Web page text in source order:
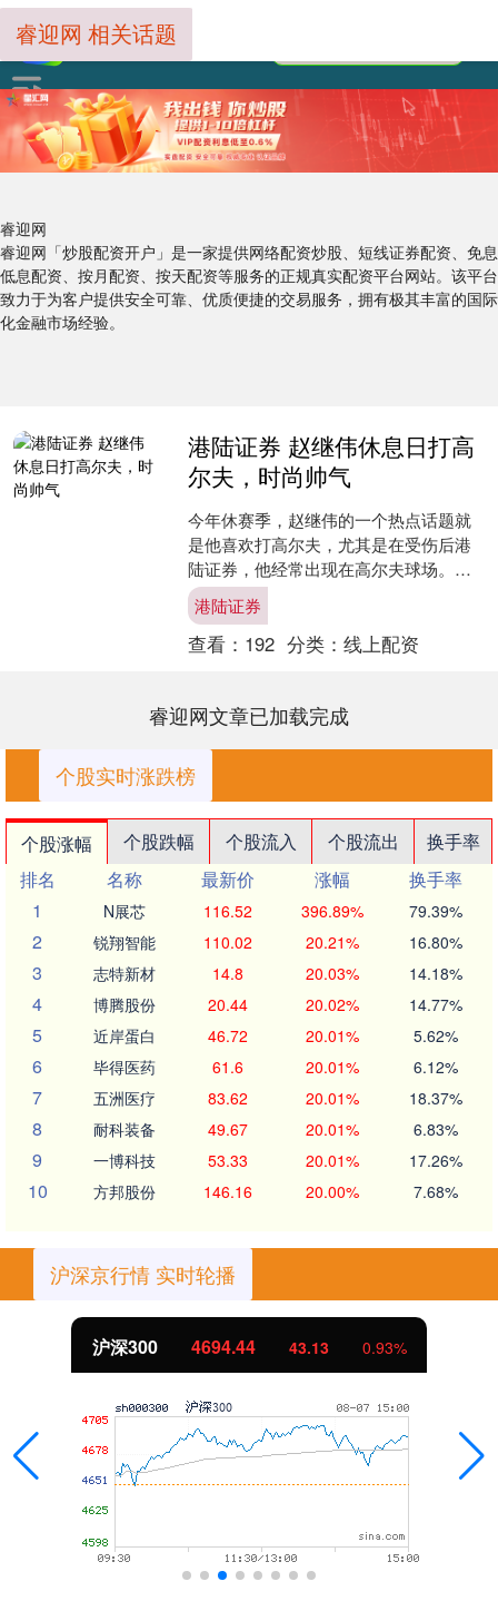
睿迎网
睿迎网「炒股配资开户」是一家提供网络配资炒股、短线证券配资、免息
低息配资、按月配资、按天配资等服务的正规真实配资平台网站。该平台
致力于为客户提供安全可靠、优质便捷的交易服务，拥有极其丰富的国际
化金融市场经验。
睿迎网 相关话题
港陆证券 赵继伟休息日打高
尔夫，时尚帅气
今年休赛季，赵继伟的一个热点话题就
是他喜欢打高尔夫，尤其是在受伤后港
陆证券，他经常出现在高尔夫球场。这
可能是除了篮球以外他最热爱的运动项
目。 在昨天的休息日，赵....
港陆证券
查看： 192 分类： 线上配资
睿迎网文章已加载完成
个股实时涨跌榜
个股涨幅 个股跌幅 个股流入 个股流出
换手率
排名
名称 最新价 涨幅
换手率
1
N展芯 116.52 396.89% 79.39%
2 锐翔智能 110.02 20.21% 16.80%
3 志特新材 14.8 20.03% 14.18%
4 博腾股份 20.44 20.02% 14.77%
5 近岸蛋白 46.72 20.01% 5.62%
6 毕得医药 61.6 20.01% 6.12%
7 五洲医疗 83.62 20.01% 18.37%
8 耐科装备 49.67 20.01% 6.83%
9 一博科技 53.33 20.01% 17.26%
10 方邦股份 146.16 20.00% 7.68%
沪深京行情 实时轮播
沪深300 4694.44 43.13 0.93%